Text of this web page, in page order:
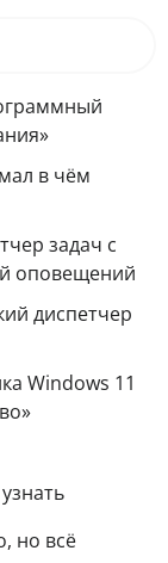
в чём
задач с
оповещений
диспетчер
Windows 11
но всё